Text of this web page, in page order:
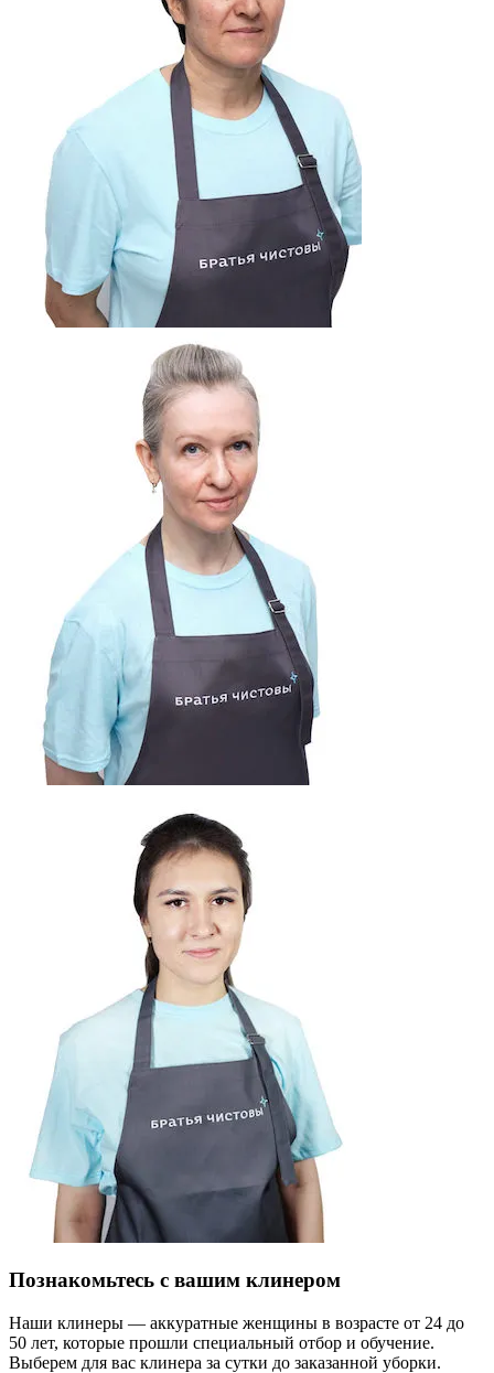
Познакомьтесь с вашим клинером
Наши клинеры — аккуратные женщины в возрасте от 24 до
50 лет, которые прошли специальный отбор и обучение.
Выберем для вас клинера за сутки до заказанной уборки.